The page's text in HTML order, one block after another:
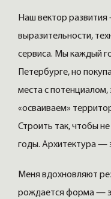
Наш вектор
выразительности,
сервиса. Мы каждый
Петербурге, но
места с потенциалом,
«осваиваем»
Строить так, чтобы
годы. Архитектура —
Меня вдохновляют
рождается форма —